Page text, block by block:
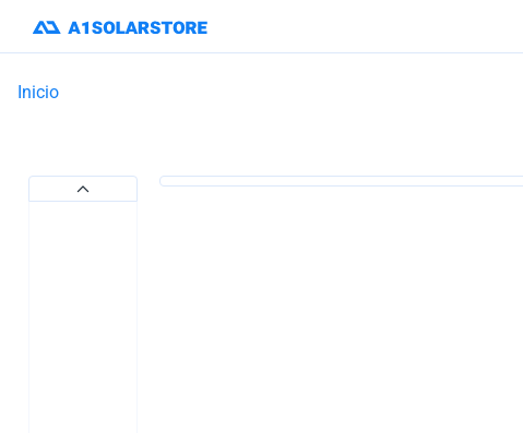
Inicio